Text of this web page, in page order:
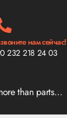
нам сейчас!
232 218 24 03
than parts…